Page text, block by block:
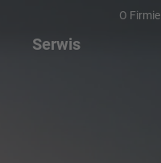
O Firmie
Serwis